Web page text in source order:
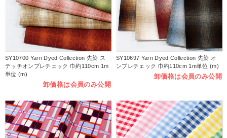
SY10700 Yarn Dyed Collection 先染 ス
テッチオンブレチェック 巾約110cm 1m
単位 (m)
卸価格は会員のみ公開
SY10697 Yarn Dyed Collection 先染 オ
ンブレチェック 巾約110cm 1m単位 (m)
卸価格は会員のみ公開